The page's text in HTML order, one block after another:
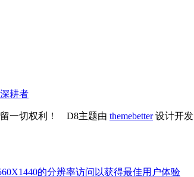
耕者
一切权利！ D8主题由 themebetter设计开发
的分辨率访问以获得最佳用户体验